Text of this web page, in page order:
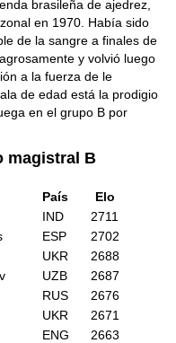
brasileña de ajedrez,
en 1970. Había sido
de la sangre a finales de
y volvió luego
a la fuerza de le
de edad está la prodigio
en el grupo B por
magistral B
País
Elo
IND
2711
ESP
2702
UKR
2688
UZB
2687
RUS
2676
UKR
2671
ENG
2663